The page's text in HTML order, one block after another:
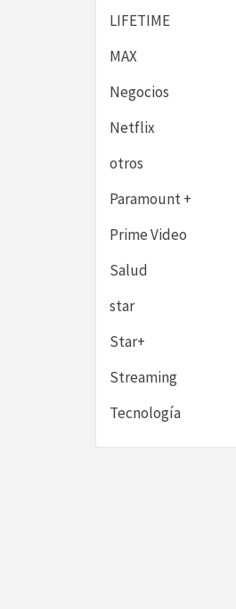
LIFETIME
MAX
Negocios
Netflix
otros
Paramount +
Prime Video
Salud
star
Star+
Streaming
Tecnología